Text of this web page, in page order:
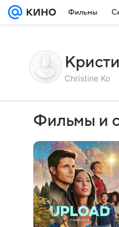
Фильмы
Christine Ko
Фильмы и